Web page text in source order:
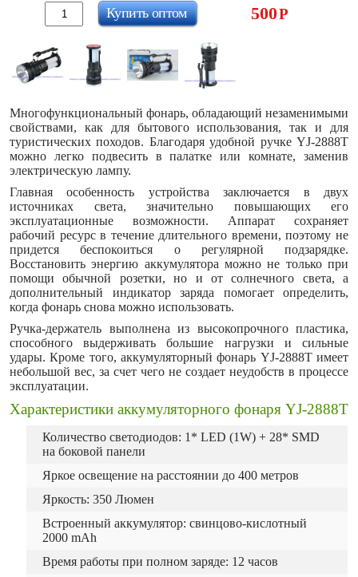
500Р
Купить оптом
Многофункциональный фонарь, обладающий незаменимыми
свойствами, как для бытового использования, так и для
туристических походов. Благодаря удобной ручке YJ-2888T
можно легко подвесить в палатке или комнате, заменив
электрическую лампу.
Главная особенность устройства заключается в двух
источниках света, значительно повышающих его
эксплуатационные возможности. Аппарат сохраняет
рабочий ресурс в течение длительного времени, поэтому не
придется беспокоиться о регулярной подзарядке.
Восстановить энергию аккумулятора можно не только при
помощи обычной розетки, но и от солнечного света, а
дополнительный индикатор заряда помогает определить,
когда фонарь снова можно использовать.
Ручка-держатель выполнена из высокопрочного пластика,
способного выдерживать большие нагрузки и сильные
удары. Кроме того, аккумуляторный фонарь YJ-2888T имеет
небольшой вес, за счет чего не создает неудобств в процессе
эксплуатации.
Характеристики аккумуляторного фонаря YJ-2888T
Количество светодиодов: 1* LED (1W) + 28* SMD
на боковой панели
Яркое освещение на расстоянии до 400 метров
Яркость: 350 Люмен
Встроенный аккумулятор: свинцово-кислотный
2000 mAh
Время работы при полном заряде: 12 часов